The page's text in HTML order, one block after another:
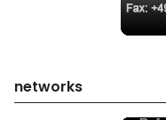
networks